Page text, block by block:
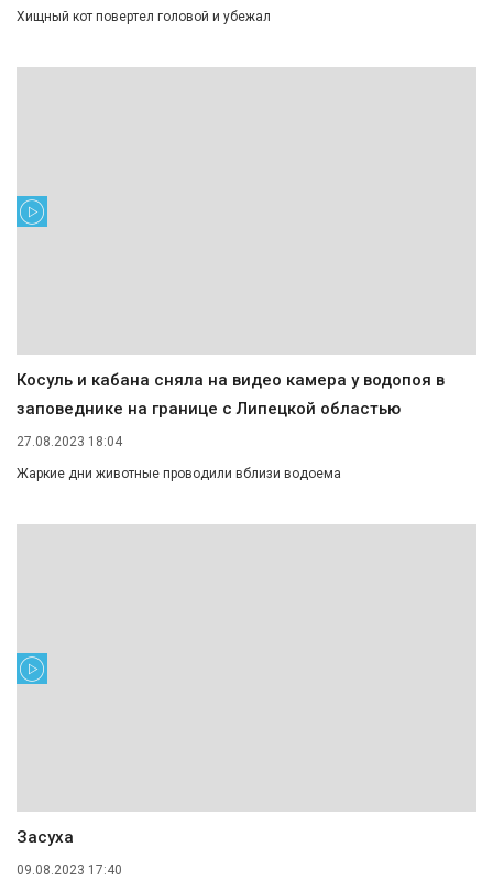
Хищный кот повертел головой и убежал
Косуль и кабана сняла на видео камера у водопоя в
заповеднике на границе с Липецкой областью
27.08.2023 18:04
Жаркие дни животные проводили вблизи водоема
Засуха
09.08.2023 17:40